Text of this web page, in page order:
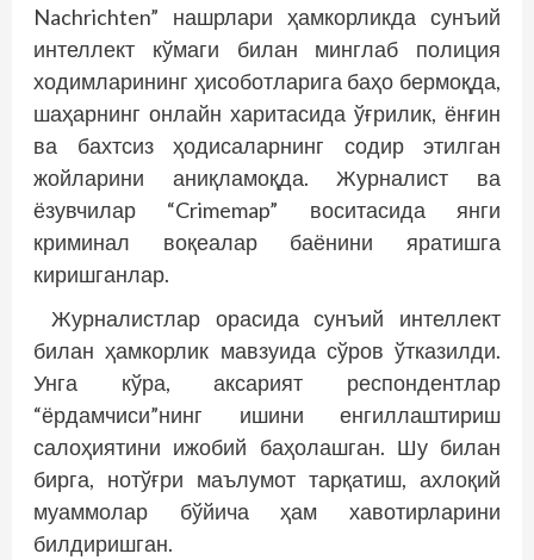
Nachrichten” нашрлари ҳамкорликда сунъий
интеллект кўмаги билан минглаб полиция
ходимларининг ҳисоботларига баҳо бермоқда,
шаҳарнинг онлайн харитасида ўғрилик, ёнғин
ва бахтсиз ҳодисаларнинг содир этилган
жойларини аниқламоқда. Журналист ва
ёзувчилар “Crimemap” воситасида янги
криминал воқеалар баёнини яратишга
киришганлар.
Журналистлар орасида сунъий интеллект
билан ҳамкорлик мавзуида сўров ўтказилди.
Унга кўра, аксарият респондентлар
“ёрдамчиси”нинг ишини енгиллаштириш
салоҳиятини ижобий баҳолашган. Шу билан
бирга, нотўғри маълумот тарқатиш, ахлоқий
муаммолар бўйича ҳам хавотирларини
билдиришган.